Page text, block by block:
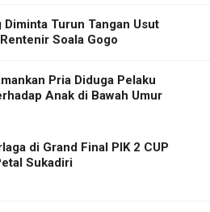
Turun Tangan Usut
Soala Gogo
Pria Diduga Pelaku
Anak di Bawah Umur
di Grand Final PIK 2 CUP
Sukadiri